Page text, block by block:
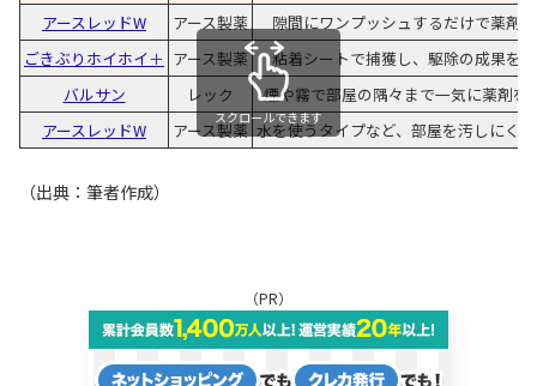
アースレッドW
アース製薬
隙間にワンプッシュするだけで薬剤
ごきぶりホイホイ＋ アース製薬
粘着シートで捕獲し、駆除の成果を
バルサン
レック
煙や霧で部屋の隅々まで一気に薬剤を
アースレッドW
アース製薬 水を使うタイプなど、部屋を汚しにく
スクロールできます
（出典：筆者作成）
（PR）